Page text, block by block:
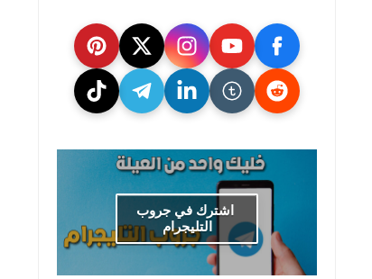
اشترك في جروب
التليجرام